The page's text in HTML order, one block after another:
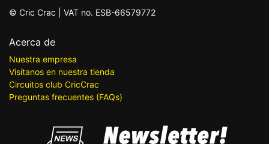
© Cric Crac | VAT no. ESB-66579772
Acerca de
Nuestra empresa
Visítanos en nuestra tienda
Circuitos club CricCrac
Preguntas frecuentes (FAQs)